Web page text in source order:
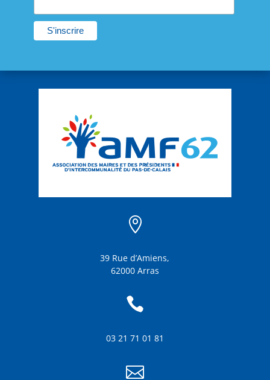

39 Rue d’Amiens,
62000 Arras

03 21 71 01 81
